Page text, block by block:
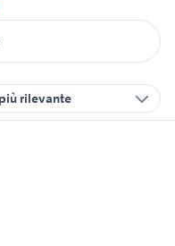
rilevante